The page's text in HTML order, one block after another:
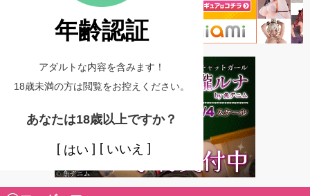
年齢認証
アダルトな内容を含みます！
18歳未満の方は閲覧をお控えください。
あなたは18歳以上ですか？
はい いいえ